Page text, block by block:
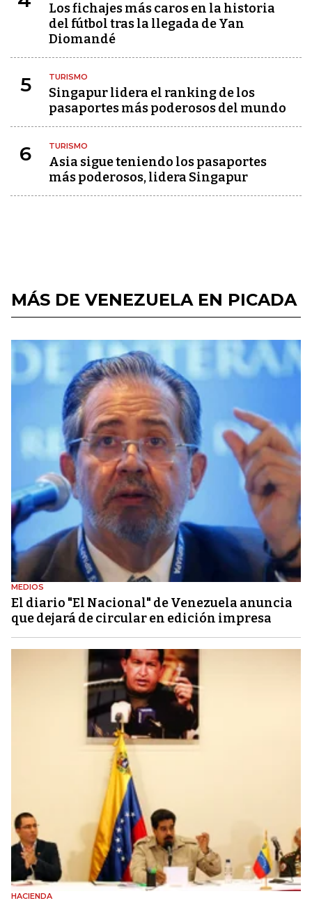
Los fichajes más caros en la historia
del fútbol tras la llegada de Yan
Diomandé
5 TURISMO
Singapur lidera el ranking de los
pasaportes más poderosos del mundo
6 TURISMO
Asia sigue teniendo los pasaportes
más poderosos, lidera Singapur
MÁS DE VENEZUELA EN PICADA
MEDIOS
El diario "El Nacional" de Venezuela anuncia
que dejará de circular en edición impresa
HACIENDA